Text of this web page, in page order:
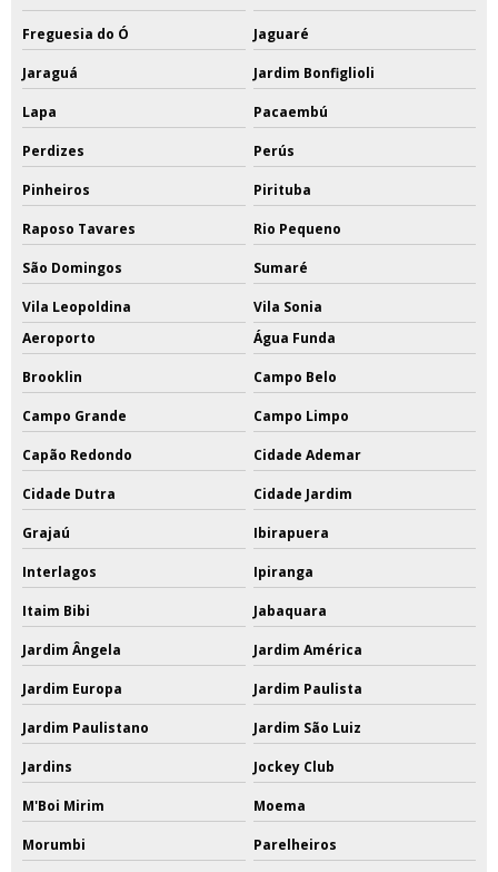
Freguesia do Ó Jaguaré
Jaraguá Jardim Bonfiglioli
Lapa Pacaembú
Perdizes Perús
Pinheiros Pirituba
Raposo Tavares Rio Pequeno
São Domingos Sumaré
Vila Leopoldina
Vila Sonia
Aeroporto
Água Funda
Brooklin Campo Belo
Campo Grande Campo Limpo
Capão Redondo Cidade Ademar
Cidade Dutra Cidade Jardim
Grajaú Ibirapuera
Interlagos Ipiranga
Itaim Bibi Jabaquara
Jardim Ângela Jardim América
Jardim Europa Jardim Paulista
Jardim Paulistano Jardim São Luiz
Jardins Jockey Club
M'Boi Mirim Moema
Morumbi Parelheiros